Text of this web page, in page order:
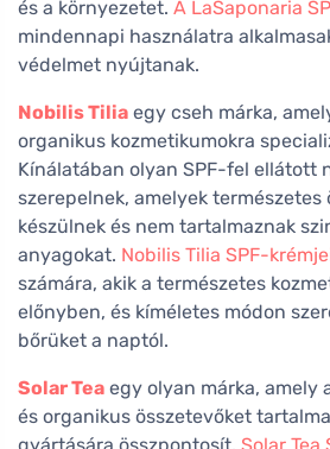
és a környezetet. A LaSaponaria
mindennapi használatra
védelmet nyújtanak.
Nobilis Tilia egy cseh márka,
organikus kozmetikumokra
Kínálatában olyan SPF-fel ellátott
szerepelnek, amelyek természetes
készülnek és nem tartalmaznak
anyagokat. Nobilis Tilia SPF-
számára, akik a természetes
előnyben, és kíméletes módon
bőrüket a naptól.
Solar Tea egy olyan márka, amely
és organikus összetevőket